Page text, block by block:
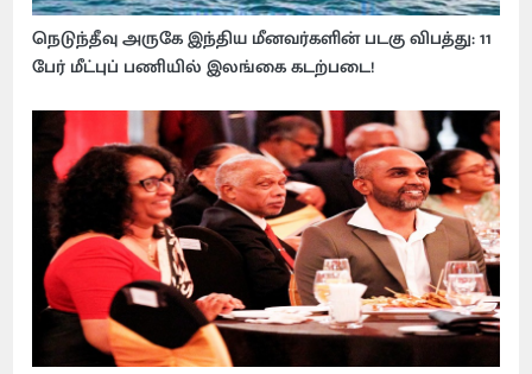
நெடுந்தீவு அருகே இந்திய மீனவர்களின் படகு விபத்து: 11
பேர் மீட்புப் பணியில் இலங்கை கடற்படை!